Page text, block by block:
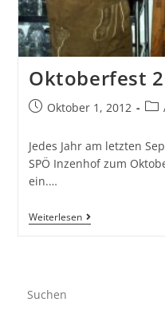
Oktoberfest
Oktober 1, 2012
Jedes Jahr am letzten
SPÖ Inzenhof zum
ein.…
Weiterlesen